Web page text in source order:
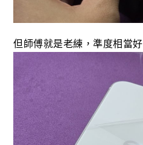
但師傅就是老練，準度相當好